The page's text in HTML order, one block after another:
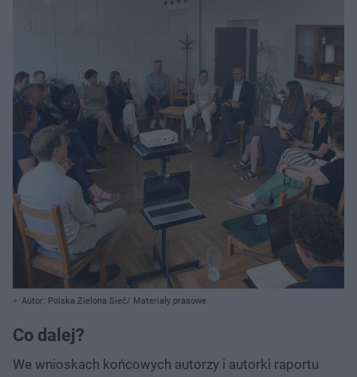
Autor: Polska Zielona Sieć/ Materiały prasowe
Co dalej?
We wnioskach końcowych autorzy i autorki raportu